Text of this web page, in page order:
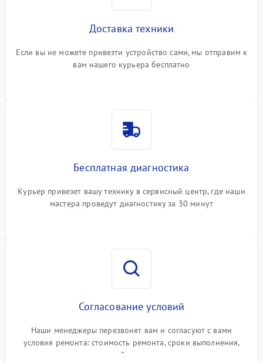
Доставка техники
Если вы не можете привезти устройство сами, мы отправим к
вам нашего курьера бесплатно
Бесплатная диагностика
Курьер привезет вашу технику в сервисный центр, где наши
мастера проведут диагностику за 30 минут
Согласование условий
Наши менеджеры перезвонят вам и согласуют с вами
условия ремонта: стоимость ремонта, сроки выполнения,
гарантийные условия